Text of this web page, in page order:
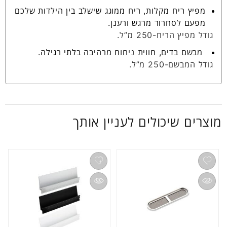
מפיץ ריח מקלות, ריח ממוגג שישלב בין הילדות שלכם
מפעם לסחרור מרגש ורענן.
גודל מפיץ הריח-250 מ”ל.
מבשם בדים, חווית ניחוח מרהיבה בלתי רגילה.
גודל המבשם-250 מ”ל.
מוצרים שיכולים לעניין אותך